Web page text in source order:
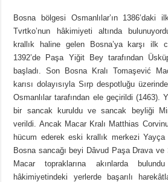
Bosna bölgesi Osmanlılar’ın 1386’daki
Tvrtko’nun hâkimiyeti altında
krallık haline gelen Bosna’ya karşı ilk
1392’de Paşa Yiğit Bey tarafından
başladı. Son Bosna Kralı Tomaşević
karısı dolayısıyla Sırp despotluğu
Osmanlılar tarafından ele geçirildi (1463).
bir sancak kuruldu ve sancak beyliği
verildi. Ancak Macar Kralı Matthias
hücum ederek eski krallık merkezi Yayça
Bosna sancağı beyi Dâvud Paşa Drava ve
Macar topraklarına akınlarda
hâkimiyetindeki yerlerde başarılı